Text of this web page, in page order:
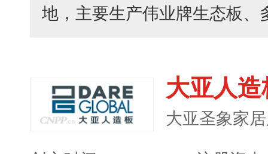
地，主要生产伟业牌生态板、
大亚人造
大亚圣象家